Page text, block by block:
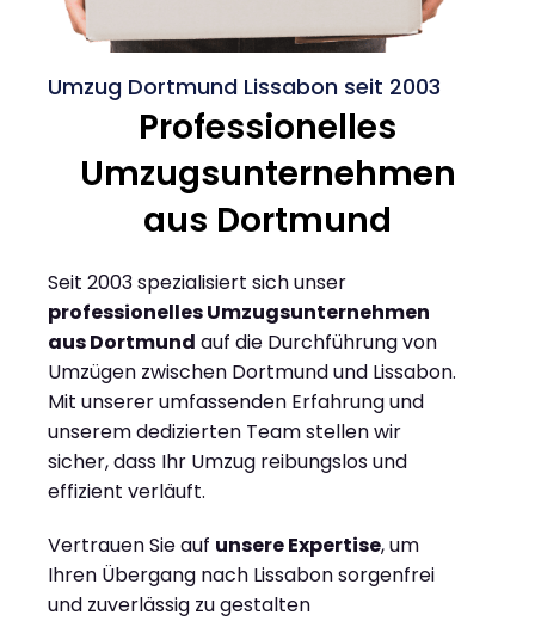
Umzug Dortmund Lissabon seit 2003
Professionelles
Umzugsunternehmen
aus Dortmund
Seit 2003 spezialisiert sich unser
professionelles Umzugsunternehmen
aus Dortmund auf die Durchführung von
Umzügen zwischen Dortmund und Lissabon.
Mit unserer umfassenden Erfahrung und
unserem dedizierten Team stellen wir
sicher, dass Ihr Umzug reibungslos und
effizient verläuft.
Vertrauen Sie auf unsere Expertise, um
Ihren Übergang nach Lissabon sorgenfrei
und zuverlässig zu gestalten